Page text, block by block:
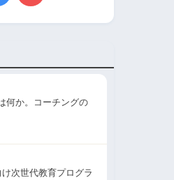
何か。コーチングの
次世代教育プログラ